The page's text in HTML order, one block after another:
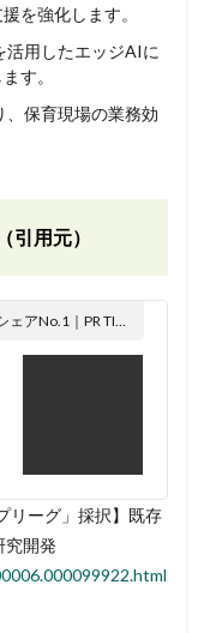
を強化します。
活用したエッジAIに
す。
、保育現場の業務効
引用元）
No.1｜PR TIMES
リーグ」採択】既存
究開発